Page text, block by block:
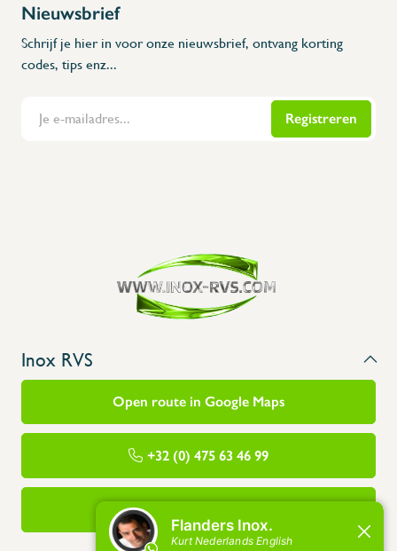
Nieuwsbrief
Schrijf je hier in voor onze nieuwsbrief, ontvang korting
codes, tips enz...
Registreren
Inox RVS
Open route in Google Maps
+32 (0) 475 63 46 99
info@flandersinox.be